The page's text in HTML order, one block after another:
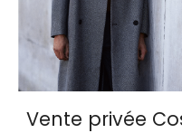
Vente privée